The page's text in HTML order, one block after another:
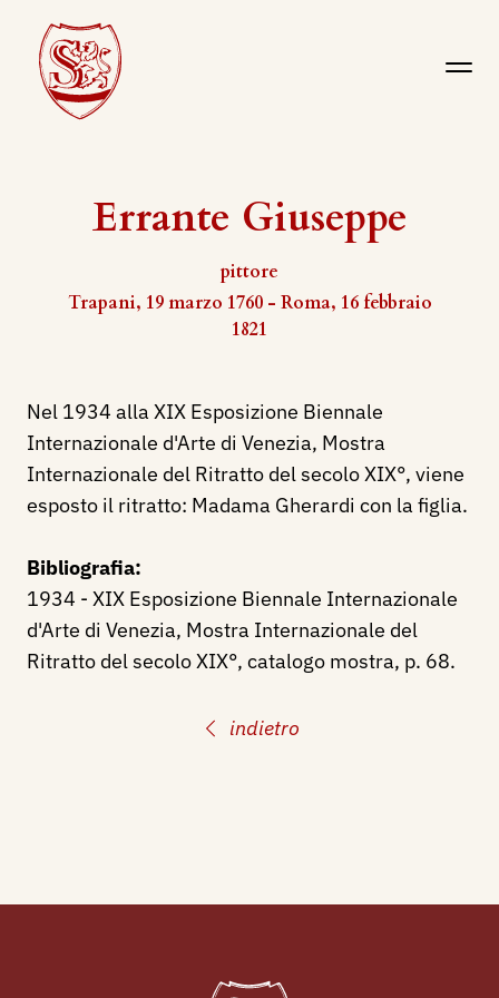
Errante Giuseppe
pittore
Trapani, 19 marzo 1760 - Roma, 16 febbraio
1821
indietro
Nel 1934 alla XIX Esposizione Biennale
Internazionale d'Arte di Venezia, Mostra
Internazionale del Ritratto del secolo XIX°, viene
esposto il ritratto: Madama Gherardi con la figlia.
Bibliografia:
1934 - XIX Esposizione Biennale Internazionale
d'Arte di Venezia, Mostra Internazionale del
Ritratto del secolo XIX°, catalogo mostra, p. 68.